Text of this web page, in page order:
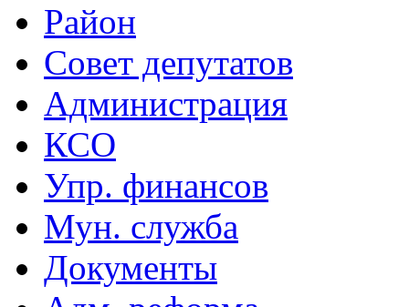
Район
Совет депутатов
Администрация
КСО
Упр. финансов
Мун. служба
Документы